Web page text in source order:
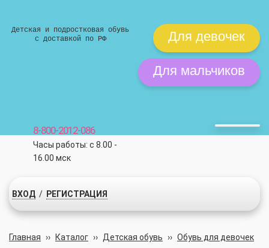
Детская и подростковая обувь
с доставкой по РФ
Для девочек
Для мальчиков
8-800-2012-086
Часы работы: с 8.00 -
16.00 мск
ВХОД / РЕГИСТРАЦИЯ
Главная ›› Каталог ›› Детская обувь ›› Обувь для девочек